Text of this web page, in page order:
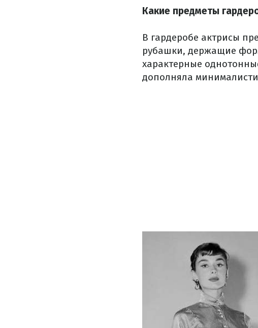
Какие предметы
В гардеробе актрисы
рубашки, держащие
характерные
дополняла